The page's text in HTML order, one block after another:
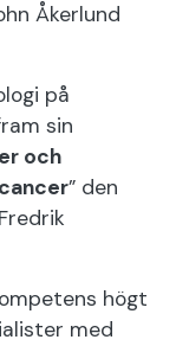
Åkerlund
på
sin
och
” den
högt
med